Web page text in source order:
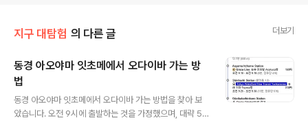
지구 대탐험 의 다른 글 더보기
동경 아오야마 잇초메에서 오다이바 가는 방
법
동경 아오야마 잇초메에서 오다이바 가는 방법을 찾아 보
았습니다. 오전 9시에 출발하는 것을 가정했으며, 대략 50